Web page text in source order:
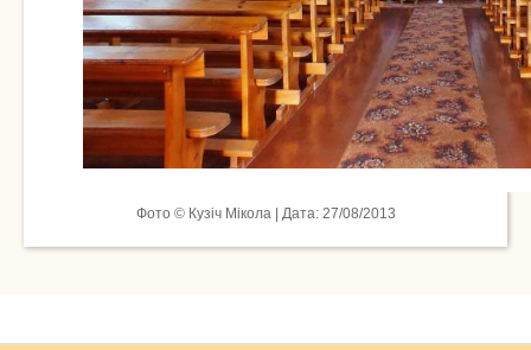
Фото © Кузіч Мікола | Дата: 27/08/2013